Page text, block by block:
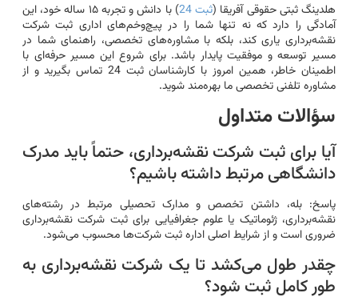
هلدینگ ثبتی حقوقی آفریقا (ثبت 24
) با دانش و تجربه ۱۵ ساله خود، این
آمادگی را دارد که نه تنها شما را در پیچ‌وخم‌های اداری ثبت شرکت
نقشه‌برداری یاری کند، بلکه با مشاوره‌های تخصصی، راهنمای شما در
مسیر توسعه و موفقیت پایدار باشد. برای شروع این مسیر حرفه‌ای با
اطمینان خاطر، همین امروز با کارشناسان ثبت 24 تماس بگیرید و از
مشاوره تلفنی تخصصی ما بهره‌مند شوید.
سؤالات متداول
آیا برای ثبت شرکت نقشه‌برداری، حتماً باید مدرک
دانشگاهی مرتبط داشته باشیم؟
پاسخ: بله، داشتن تخصص و مدارک تحصیلی مرتبط در رشته‌های
نقشه‌برداری، ژئوماتیک یا علوم جغرافیایی برای ثبت شرکت نقشه‌برداری
ضروری است و از شرایط اصلی اداره ثبت شرکت‌ها محسوب می‌شود.
چقدر طول می‌کشد تا یک شرکت نقشه‌برداری به
طور کامل ثبت شود؟